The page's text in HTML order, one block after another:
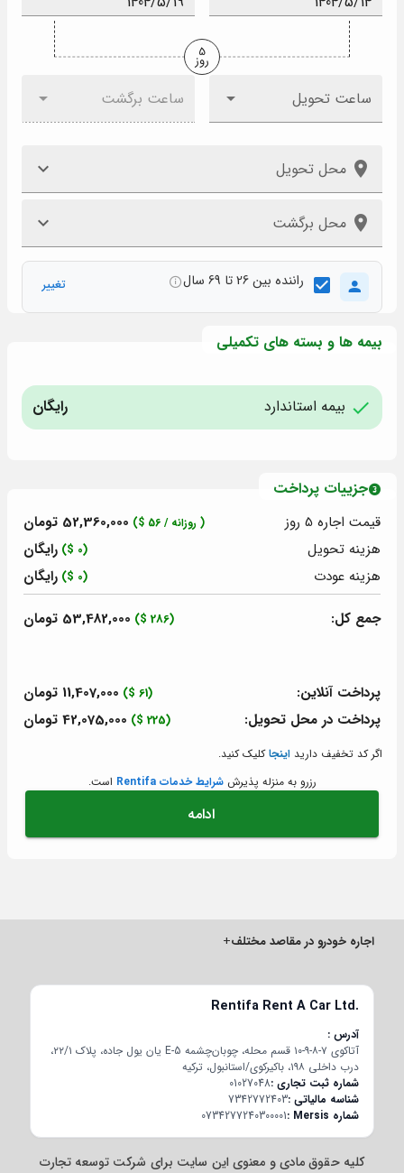
5
روز
ساعت تحویل ساعت برگشت
محل تحویل
محل برگشت
راننده بین 26 تا 69 سال تغییر
بیمه ها و بسته های تکمیلی
بیمه استاندارد رایگان
جزییات پرداخت
قیمت اجاره 5 روز ( روزانه / 56
$) 52,360,000 تومان
هزینه تحویل
(0 $)
رایگان
هزینه عودت
(0 $)
رایگان
جمع کل:
(286 $) 53,482,000 تومان
پرداخت آنلاین: (61 $)
11,407,000 تومان
پرداخت در محل تحویل:
(225 $) 42,075,000 تومان
اگر کد تخفیف دارید اینجاکلیک کنید.
رزرو به منزله پذیرششرایط خدمات Rentifa است.
ادامه
اجاره خودرو در مقاصد مختلف+
Rentifa Rent A Car Ltd.
آدرس
آتاکوی ۷-۸-۹-۱۰ قسم محله، چوبان‌چشمه E-5 یان یول جاده، پلاک ۲۲/۱،
درب داخلی ۱۹۸، باکیرکوی/استانبول، ترکیه
شماره ثبت تجاری01027048
شناسه مالیاتی7342772403
شماره Mersis
0734277240300001
کلیه حقوق مادی و معنوی این سایت برای شرکت توسعه تجارت